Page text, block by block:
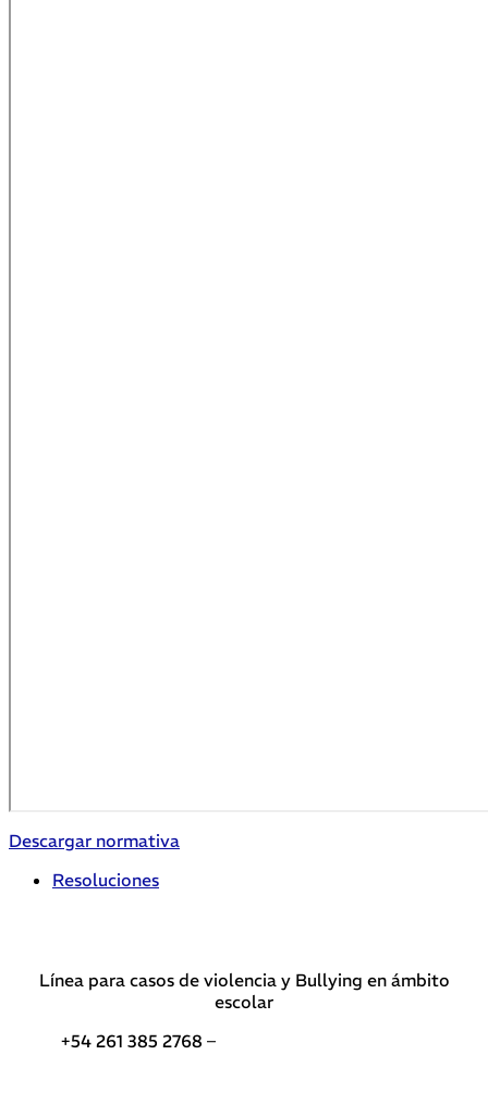
Descargar normativa
Resoluciones
Línea para casos de violencia y Bullying en ámbito
escolar
+54 261 385 2768 –